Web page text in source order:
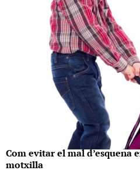
Com evitar el mal d’esquena
motxilla